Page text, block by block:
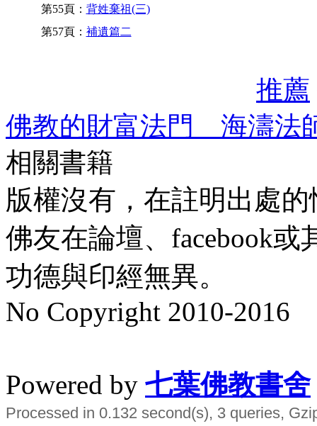
第55頁： 背姓棄祖(三)
第57頁： 補遺篇二
推薦
佛教的財富法門 海濤法
相關書籍
版權沒有，在註明出處
佛友在論壇、facebook
功德與印經無異。
No Copyright 2010-2016
Powered by 七葉佛教書舍
Processed in 0.132 second(s), 3 queries,